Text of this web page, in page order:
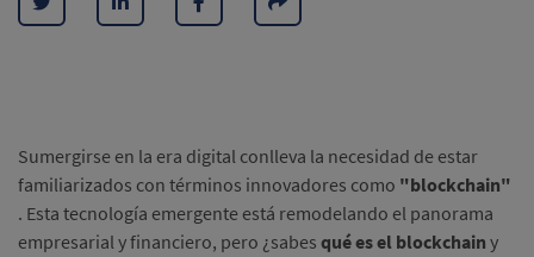
Sumergirse en la era digital conlleva la necesidad de estar
familiarizados con términos innovadores como "blockchain"
. Esta tecnología emergente está remodelando el panorama
empresarial y financiero, pero ¿sabes qué es el blockchain y